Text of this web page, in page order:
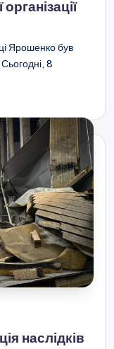
Ярошенко був
8
наслідків